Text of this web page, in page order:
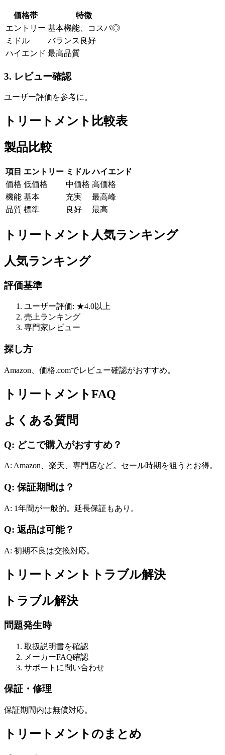
価格帯
特徴
エントリー 基本機能、コスパ◎
ミドル
バランス良好
ハイエンド 最高品質
3. レビュー確認
ユーザー評価を参考に。
トリートメント比較表
製品比較
項目 エントリー ミドル ハイエンド
価格 低価格 中価格 高価格
機能 基本 充実
最高峰
品質 標準 良好 最高
トリートメント人気ランキング
人気ランキング
評価基準
ユーザー評価: ★4.0以上
売上ランキング
専門家レビュー
探し方
Amazon、価格.comでレビュー確認がおすすめ。
トリートメントFAQ
よくある質問
Q: どこで購入がおすすめ？
A: Amazon、楽天、専門店など。セール時期を狙うとお得。
Q: 保証期間は？
A: 1年間が一般的。延長保証もあり。
Q: 返品は可能？
A: 初期不良は交換対応。
トリートメントトラブル解決
トラブル解決
問題発生時
取扱説明書を確認
メーカーFAQ確認
サポートに問い合わせ
保証・修理
保証期間内は無償対応。
トリートメントのまとめ